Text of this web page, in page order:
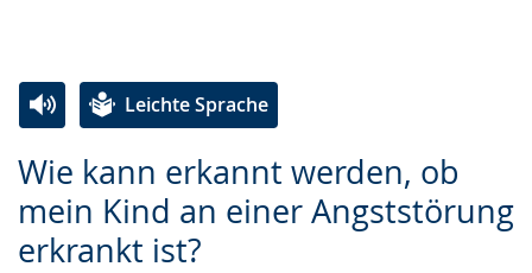
Wie kann erkannt werden, ob
mein Kind an einer Angststörung
erkrankt ist?
Leichte Sprache
Leichten
Sprache
wechseln.
Audio-
Unterstützung.
Video
in
Deutscher